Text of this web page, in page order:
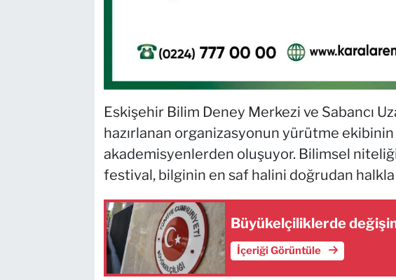
Eskişehir Bilim Deney Merkezi ve Sabancı
hazırlanan organizasyonun yürütme ekibinin
akademisyenlerden oluşuyor. Bilimsel
festival, bilginin en saf halini doğrudan
Büyükelçiliklerde
İçeriği Görüntüle